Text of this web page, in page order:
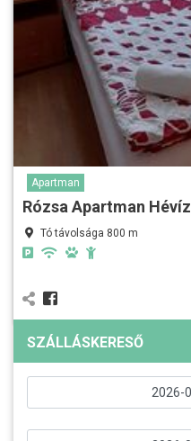
Apartman
Rózsa Apartman Hévíz
Tó távolsága 800 m
SZÁLLÁSKERESŐ